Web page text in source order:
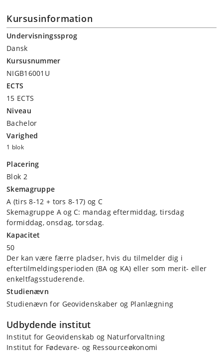
Kursusinformation
Undervisningssprog
Dansk
Kursusnummer
NIGB16001U
ECTS
15 ECTS
Niveau
Bachelor
Varighed
1 blok
Placering
Blok 2
Skemagruppe
A (tirs 8-12 + tors 8-17) og C
Skemagruppe A og C: mandag eftermiddag, tirsdag
formiddag, onsdag, torsdag.
Kapacitet
50
Der kan være færre pladser, hvis du tilmelder dig i
eftertilmeldingsperioden (BA og KA) eller som merit- eller
enkeltfagsstuderende.
Studienævn
Studienævn for Geovidenskaber og Planlægning
Udbydende institut
Institut for Geovidenskab og Naturforvaltning
Institut for Fødevare- og Ressourceøkonomi